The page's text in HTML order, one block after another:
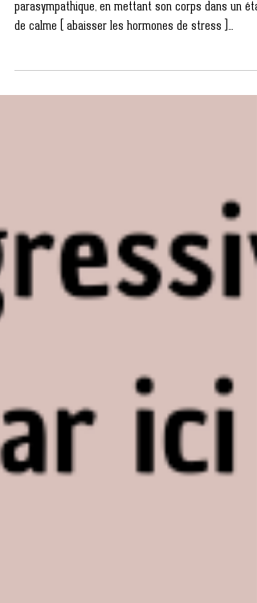
parasympathique, en mettant son corps dans un état
de calme ( abaisser les hormones de stress )...